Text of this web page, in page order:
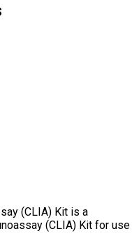
(CLIA) Kit is a
(CLIA) Kit for use